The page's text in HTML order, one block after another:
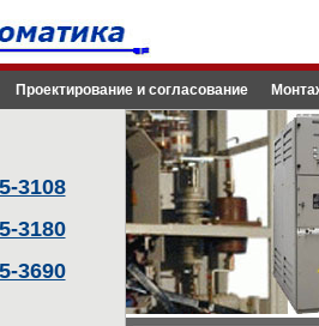
Проектирование и согласование
3108
3180
3690